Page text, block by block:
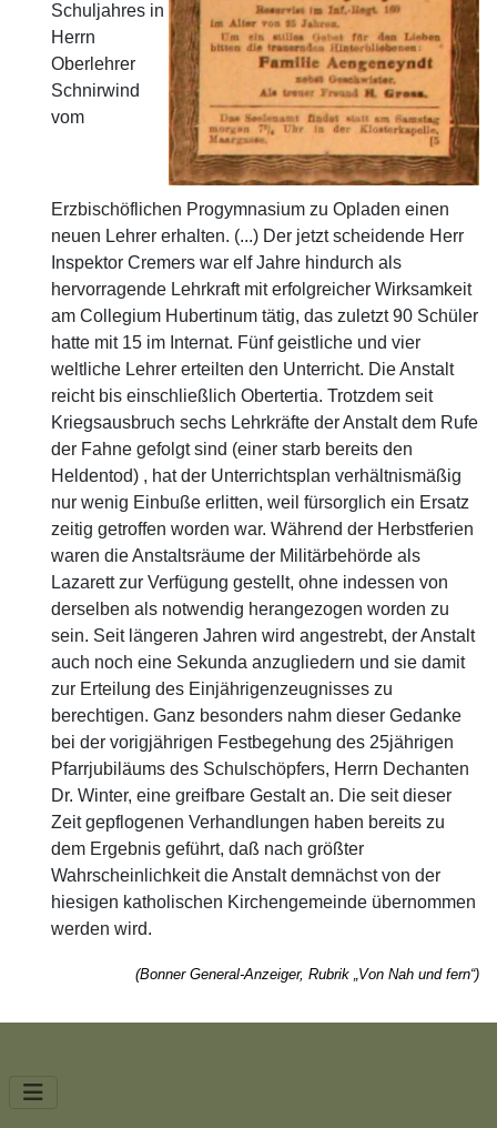
Schuljahres in
Herrn
Oberlehrer
Schnirwind
vom
Erzbischöflichen Progymnasium zu Opladen einen
neuen Lehrer erhalten. (...) Der jetzt scheidende Herr
Inspektor Cremers war elf Jahre hindurch als
hervorragende Lehrkraft mit erfolgreicher Wirksamkeit
am Collegium Hubertinum tätig, das zuletzt 90 Schüler
hatte mit 15 im Internat. Fünf geistliche und vier
weltliche Lehrer erteilten den Unterricht. Die Anstalt
reicht bis einschließlich Obertertia. Trotzdem seit
Kriegsausbruch sechs Lehrkräfte der Anstalt dem Rufe
der Fahne gefolgt sind (einer starb bereits den
Heldentod) , hat der Unterrichtsplan verhältnismäßig
nur wenig Einbuße erlitten, weil fürsorglich ein Ersatz
zeitig getroffen worden war. Während der Herbstferien
waren die Anstaltsräume der Militärbehörde als
Lazarett zur Verfügung gestellt, ohne indessen von
derselben als notwendig herangezogen worden zu
sein. Seit längeren Jahren wird angestrebt, der Anstalt
auch noch eine Sekunda anzugliedern und sie damit
zur Erteilung des Einjährigenzeugnisses zu
berechtigen. Ganz besonders nahm dieser Gedanke
bei der vorigjährigen Festbegehung des 25jährigen
Pfarrjubiläums des Schulschöpfers, Herrn Dechanten
Dr. Winter, eine greifbare Gestalt an. Die seit dieser
Zeit gepflogenen Verhandlungen haben bereits zu
dem Ergebnis geführt, daß nach größter
Wahrscheinlichkeit die Anstalt demnächst von der
hiesigen katholischen Kirchengemeinde übernommen
werden wird.
(Bonner General-Anzeiger, Rubrik „Von Nah und fern“)